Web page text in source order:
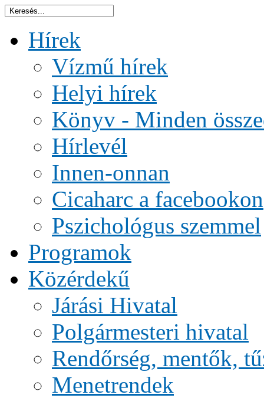
Hírek
Vízmű hírek
Helyi hírek
Könyv - Minden
Hírlevél
Innen-onnan
Cicaharc a facebookon
Pszichológus szemmel
Programok
Közérdekű
Járási Hivatal
Polgármesteri hivatal
Rendőrség, mentők,
Menetrendek